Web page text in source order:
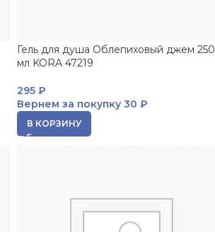
Гель для душа Облепиховый джем 250
мл KORA 47219
295 ₽
Вернем за покупку30 ₽
В КОРЗИНУ